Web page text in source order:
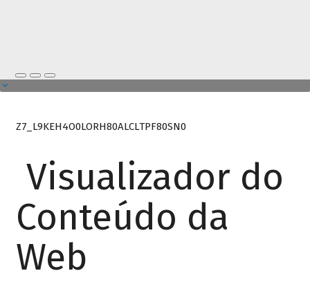
Z7_L9KEH4O0LORH80ALCLTPF80SN0
Visualizador do
Conteúdo da
Web